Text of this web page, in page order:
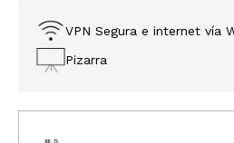
VPN Segura e internet vía
Pizarra